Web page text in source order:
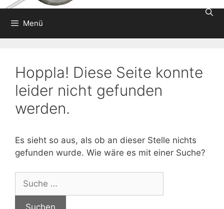
Menü
Hoppla! Diese Seite konnte
leider nicht gefunden
werden.
Es sieht so aus, als ob an dieser Stelle nichts
gefunden wurde. Wie wäre es mit einer Suche?
nach: